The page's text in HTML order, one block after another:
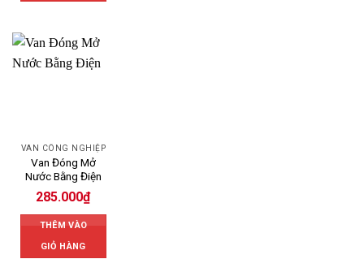
VAN CÔNG NGHIỆP
Van Đóng Mở
Nước Bằng Điện
285.000₫
THÊM VÀO
GIỎ HÀNG